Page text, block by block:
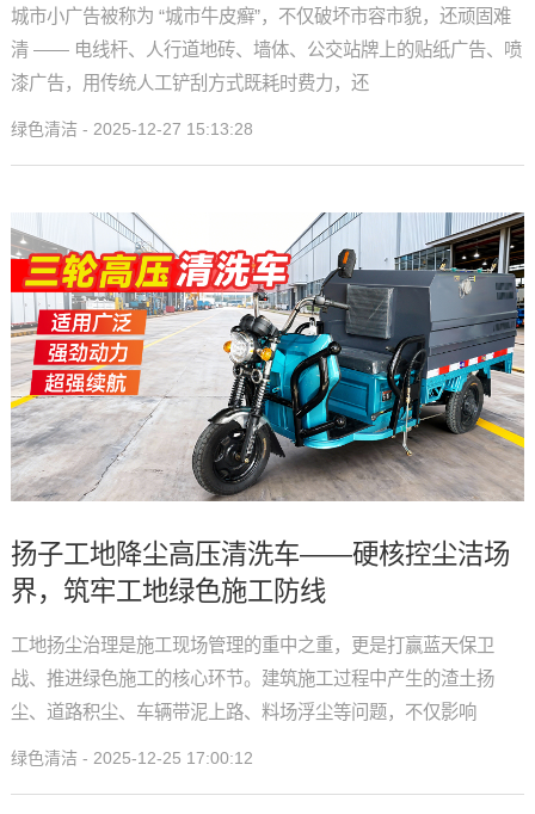
城市小广告被称为 “城市牛皮癣”，不仅破坏市容市貌，还顽固难
清 —— 电线杆、人行道地砖、墙体、公交站牌上的贴纸广告、喷
漆广告，用传统人工铲刮方式既耗时费力，还
绿色清洁 - 2025-12-27 15:13:28
扬子工地降尘高压清洗车——硬核控尘洁场
界，筑牢工地绿色施工防线
工地扬尘治理是施工现场管理的重中之重，更是打赢蓝天保卫
战、推进绿色施工的核心环节。建筑施工过程中产生的渣土扬
尘、道路积尘、车辆带泥上路、料场浮尘等问题，不仅影响
绿色清洁 - 2025-12-25 17:00:12